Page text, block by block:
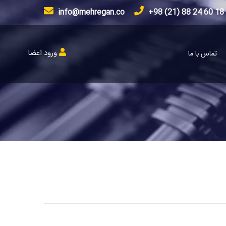
18 60 24 88 (21) 98+
info@mehregan.co
تماس با ما ورود اعضا